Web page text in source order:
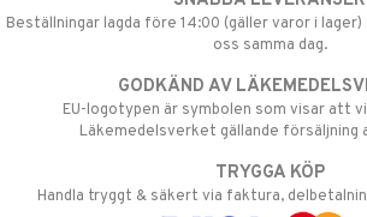
Beställningar lagda före 14:00 (gäller varor i
oss samma dag.
GODKÄND AV
EU-logotypen är symbolen som visar att
Läkemedelsverket gällande försäljning
TRYGGA KÖP
Handla tryggt & säkert via faktura,